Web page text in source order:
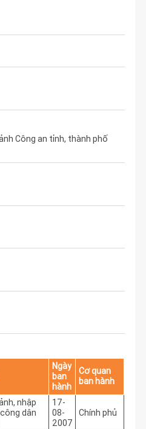
Công an tỉnh, thành phố
Ngày
ban
hành
Cơ quan
ban hành
nhập
dân
17-
08-
2007
Chính phủ